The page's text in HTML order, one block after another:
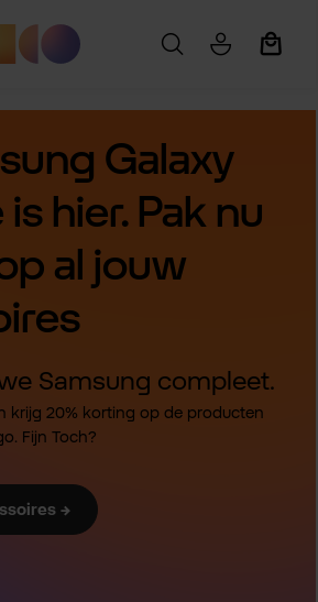
Galaxy
hier. Pak nu
al jouw
Samsung compleet.
krijg 20% korting op de producten
Fijn Toch?
→